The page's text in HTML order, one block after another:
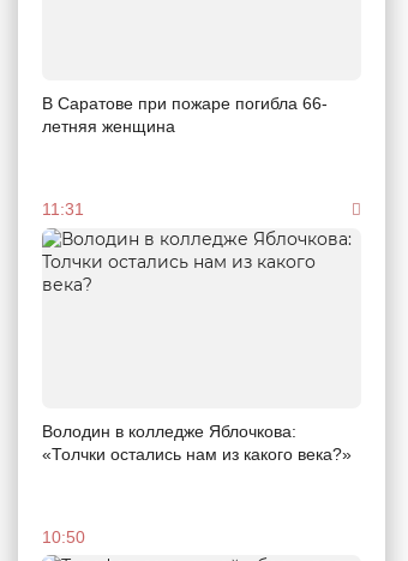
В Саратове при пожаре погибла 66-
летняя женщина
11:31
Володин в колледже Яблочкова:
«Толчки остались нам из какого века?»
10:50